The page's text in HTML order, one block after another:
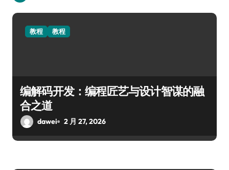
教程 教程
编解码开发：编程匠艺与设计智谋的融
合之道
dawei 2 月 27, 2026